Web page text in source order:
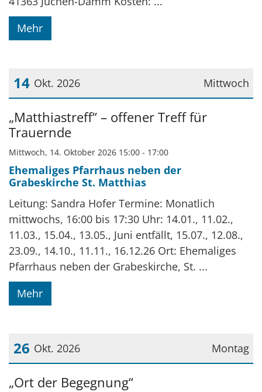
Mehr
Mittwoch
14 Okt. 2026
Datum: 14. Oktober 2026
„Matthiastreff“ – offener Treff für
Trauernde
Mittwoch, 14. Oktober 2026 15:00 - 17:00
Ehemaliges Pfarrhaus neben der
Grabeskirche St. Matthias
Leitung: Sandra Hofer Termine: Monatlich
mittwochs, 16:00 bis 17:30 Uhr: 14.01., 11.02.,
11.03., 15.04., 13.05., Juni entfällt, 15.07., 12.08.,
23.09., 14.10., 11.11., 16.12.26 Ort: Ehemaliges
Pfarrhaus neben der Grabeskirche, St. ...
Mehr
Montag
26 Okt. 2026
Datum: 26. Oktober 2026
„Ort der Begegnung“